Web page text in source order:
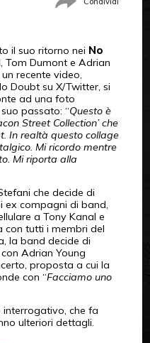
il suo ritorno nei No
Tom Dumont e Adrian
recente video,
Doubt su X/Twitter, si
ad una foto
passato: “Questo è
Street Collection’ che
In realtà questo collage
Mi ricordo mentre
Mi riporta alla
che decide di
ex compagni di band,
a Tony Kanal e
tutti i membri del
la band decide di
Adrian Young
proposta a cui la
con “Facciamo uno
che fa
ulteriori dettagli.